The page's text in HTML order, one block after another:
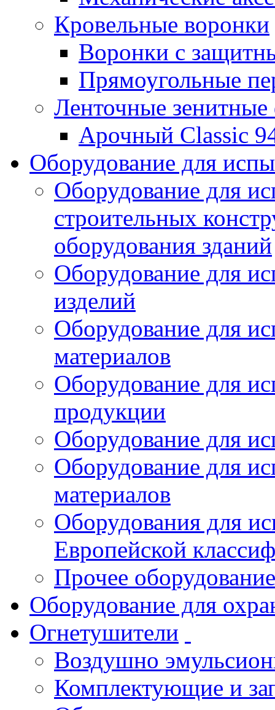
Кровельные воронки
Воронки с
Прямоугольные
Ленточные
Арочный Classic
Оборудование для
Оборудование для
строительных
оборудования зданий
Оборудование для
изделий
Оборудование для
материалов
Оборудование для
продукции
Оборудование для
Оборудование для
материалов
Оборудования для
Европейской
Прочее оборудование
Оборудование для
Огнетушители
Воздушно
Комплектующие и